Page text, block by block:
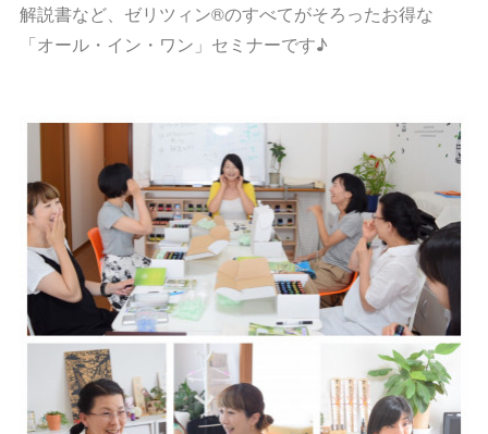
解説書など、ゼリツィン®のすべてがそろったお得な
「オール・イン・ワン」セミナーです♪